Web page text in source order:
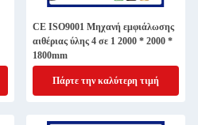
CE ISO9001 Μηχανή εμφιάλωσης
αιθέριας ύλης 4 σε 1 2000 * 2000 *
1800mm
Πάρτε την καλύτερη τιμή